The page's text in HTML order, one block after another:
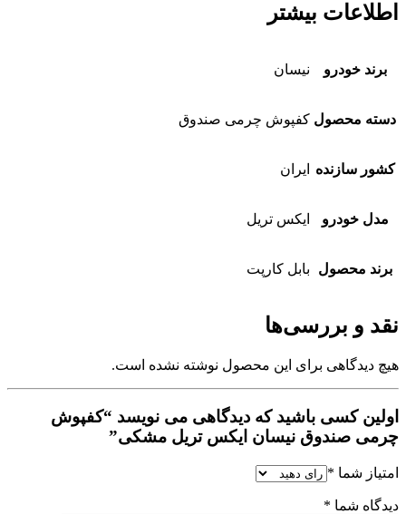
اطلاعات بیشتر
برند خودرو نیسان
دسته محصول کفپوش چرمی صندوق
کشور سازنده ایران
مدل خودرو ایکس تریل
برند محصول بابل کارپت
نقد و بررسی‌ها
هیچ دیدگاهی برای این محصول نوشته نشده است.
اولین کسی باشید که دیدگاهی می نویسد “کفپوش
چرمی صندوق نیسان ایکس تریل مشکی”
امتیاز شما *
دیدگاه شما *